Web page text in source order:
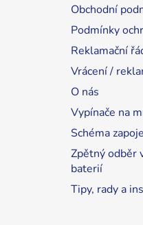
Obchodní
Podmínky
Reklamační
Vrácení /
O nás
Vypínače na
Schéma
Zpětný odběr
baterií
Tipy, rady a